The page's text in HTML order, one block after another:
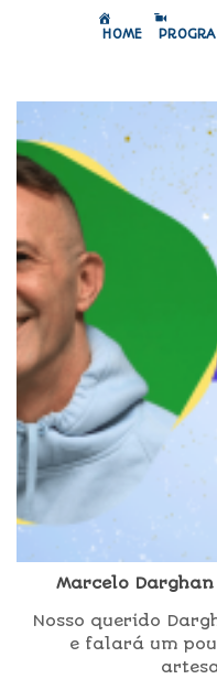
HOME
Marcelo
Nosso querido
e falará um